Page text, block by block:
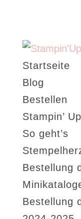
Startseite
Blog
Bestellen
Stampin’
So geht’s
Bestellung
Bestellung